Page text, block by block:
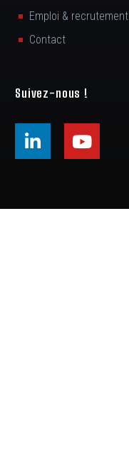
Emploi & recrutement
Contact
Suivez-nous !